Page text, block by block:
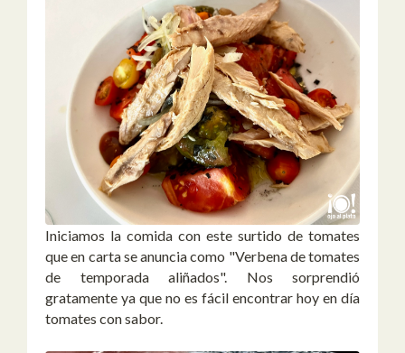
Iniciamos la comida con este surtido de tomates
que en carta se anuncia como "Verbena de tomates
de temporada aliñados". Nos sorprendió
gratamente ya que no es fácil encontrar hoy en día
tomates con sabor.